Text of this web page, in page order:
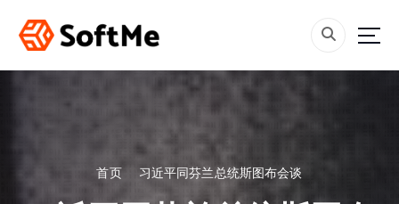
内
首页 习近平同芬兰总统斯图布会谈